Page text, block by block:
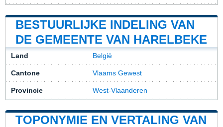
BESTUURLIJKE INDELING VAN
DE GEMEENTE VAN HARELBEKE
Land België
Cantone Vlaams Gewest
Provincie West-Vlaanderen
TOPONYMIE EN VERTALING VAN